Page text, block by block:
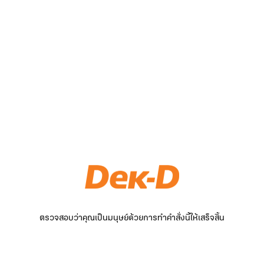
ตรวจสอบว่าคุณเป็นมนุษย์ด้วยการทำคำสั่งนี้ให้เสร็จสิ้น